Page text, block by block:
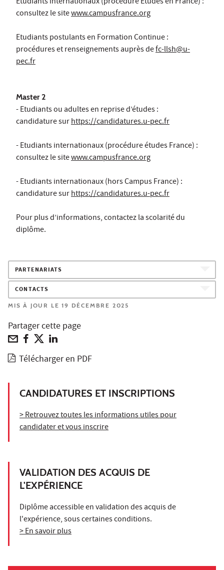
consultez le sitewww.campusfrance.org
Etudiants postulants en Formation Continue :
procédures et renseignements auprès defc-llsh@u-
pec.fr
Master 2
- Etudiants ou adultes en reprise d’études :
candidature surhttps://candidatures.u-pec.fr
- Etudiants internationaux (procédure études France) :
consultez le sitewww.campusfrance.org
- Etudiants internationaux (hors Campus France) :
candidature surhttps://candidatures.u-pec.fr
Pour plus d’informations, contactez la scolarité du
diplôme.
PARTENARIATS
CONTACTS
MIS À JOUR LE 19 DÉCEMBRE 2025
Partager cette page
Télécharger en PDF
CANDIDATURES ET INSCRIPTIONS
> Retrouvez toutes les informations utiles pour
candidater et vous inscrire
VALIDATION DES ACQUIS DE
L'EXPÉRIENCE
Diplôme accessible en validation des acquis de
l'expérience, sous certaines conditions.
> En savoir plus